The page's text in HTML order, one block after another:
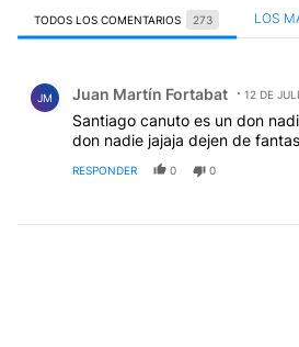
TODOS LOS COMENTARIOS 273 LOS
JM Juan Martín Fortabat 12 DE
Santiago canuto es un don
don nadie jajaja dejen de
RESPONDER 0 0